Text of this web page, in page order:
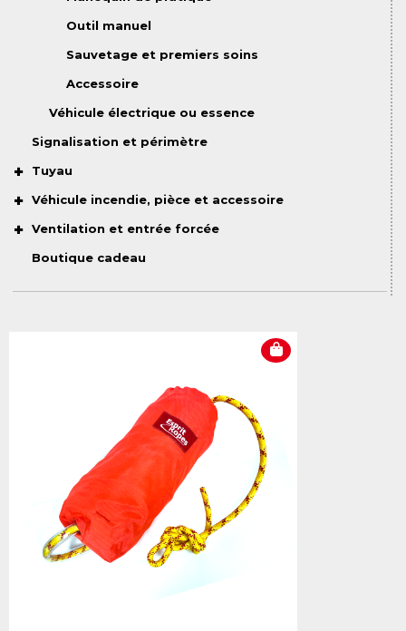
Outil manuel
Sauvetage et premiers soins
Accessoire
Véhicule électrique ou essence
Signalisation et périmètre
Tuyau
Véhicule incendie, pièce et accessoire
Ventilation et entrée forcée
Boutique cadeau